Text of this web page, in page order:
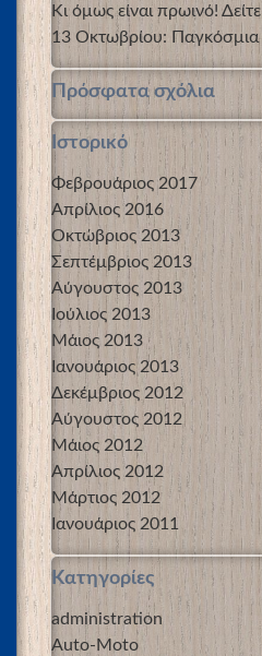
Κι όμως είναι πρωινό!
13 Οκτωβρίου: Παγκόσμια
Πρόσφατα σχόλια
Ιστορικό
Φεβρουάριος 2017
Απρίλιος 2016
Οκτώβριος 2013
Σεπτέμβριος 2013
Αύγουστος 2013
Ιούλιος 2013
Μάιος 2013
Ιανουάριος 2013
Δεκέμβριος 2012
Αύγουστος 2012
Μάιος 2012
Απρίλιος 2012
Μάρτιος 2012
Ιανουάριος 2011
Kατηγορίες
administration
Auto-Moto